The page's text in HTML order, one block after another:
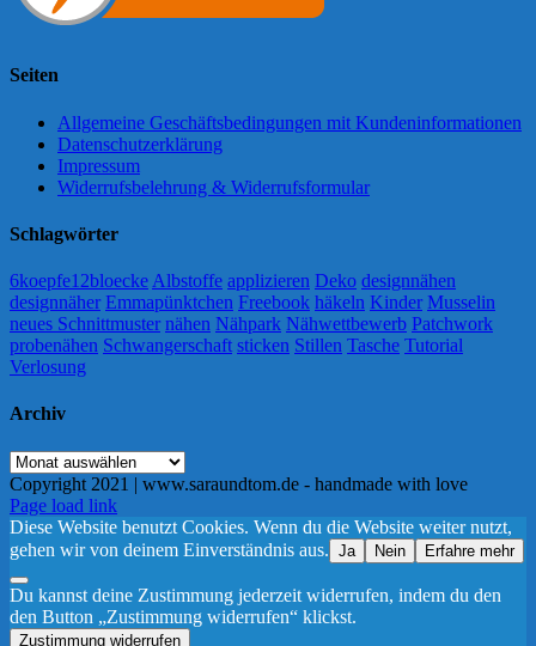
Seiten
Allgemeine Geschäftsbedingungen mit Kundeninformationen
Datenschutzerklärung
Impressum
Widerrufsbelehrung & Widerrufsformular
Schlagwörter
6koepfe12bloecke Albstoffe applizieren Deko designnähen
designnäher Emmapünktchen Freebook häkeln Kinder Musselin
neues Schnittmuster nähen Nähpark Nähwettbewerb Patchwork
probenähen Schwangerschaft sticken Stillen Tasche Tutorial
Verlosung
Archiv
Archiv
Copyright 2021 | www.saraundtom.de - handmade with love
Instagram
Page load link
Diese Website benutzt Cookies. Wenn du die Website weiter nutzt,
gehen wir von deinem Einverständnis aus. Ja Nein Erfahre mehr
Du kannst deine Zustimmung jederzeit widerrufen, indem du den
den Button „Zustimmung widerrufen“ klickst.
Zustimmung widerrufen